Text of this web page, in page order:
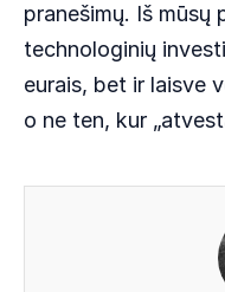
pranešimų. Iš mūsų
technologinių
eurais, bet ir laisve
o ne ten, kur